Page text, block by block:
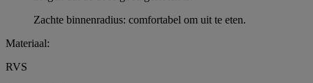
Zachte binnenradius: comfortabel om uit te eten.
Materiaal:
RVS